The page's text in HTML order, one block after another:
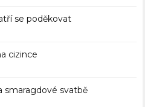
se poděkovat
cizince
smaragdové svatbě